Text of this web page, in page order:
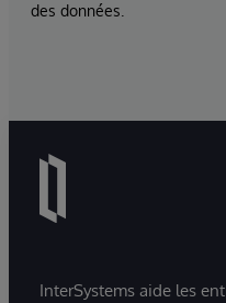
des données.
InterSystems aide les